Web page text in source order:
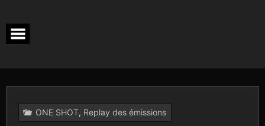
content
ONE SHOT, Replay des émissions